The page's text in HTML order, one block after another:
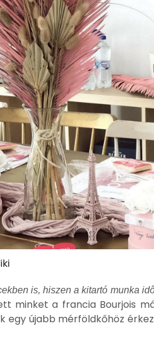
is, hiszen a kitartó munka
minket a francia Bourjois
egy újabb mérföldkőhöz